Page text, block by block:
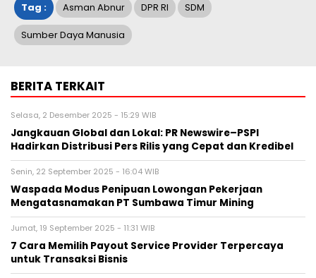
Tag : Asman Abnur DPR RI SDM
Sumber Daya Manusia
BERITA TERKAIT
Selasa, 2 Desember 2025 - 15:29 WIB
Jangkauan Global dan Lokal: PR Newswire–PSPI
Hadirkan Distribusi Pers Rilis yang Cepat dan Kredibel
Senin, 22 September 2025 - 16:04 WIB
Waspada Modus Penipuan Lowongan Pekerjaan
Mengatasnamakan PT Sumbawa Timur Mining
Jumat, 19 September 2025 - 11:31 WIB
7 Cara Memilih Payout Service Provider Terpercaya
untuk Transaksi Bisnis